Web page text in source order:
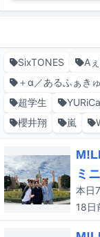
SixTONES A
＋α／あるふぁきゅ
超学生
櫻井翔
嵐
ミ
18日